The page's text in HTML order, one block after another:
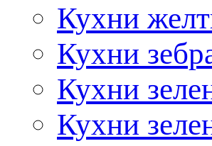
Кухни
Кухни
Кухни
Кухни